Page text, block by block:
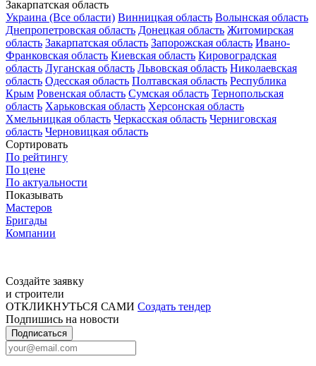
Закарпатская область
Украина (Все области) Винницкая область Волынская область
Днепропетровская область Донецкая область Житомирская
область Закарпатская область Запорожская область Ивано-
Франковская область Киевская область Кировоградская
область Луганская область Львовская область Николаевская
область Одесская область Полтавская область Республика
Крым Ровенская область Сумская область Тернопольская
область Харьковская область Херсонская область
Хмельницкая область Черкасская область Черниговская
область Черновицкая область
Сортировать
По рейтингу
По цене
По актуальности
Показывать
Мастеров
Бригады
Компании
Создайте заявку
и строители
ОТКЛИКНУТЬСЯ САМИ Создать тендер
Подпишись на новости
Подписаться